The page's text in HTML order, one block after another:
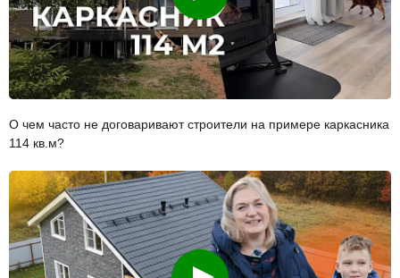
О чем часто не договаривают строители на примере каркасника
114 кв.м?
Смотреть